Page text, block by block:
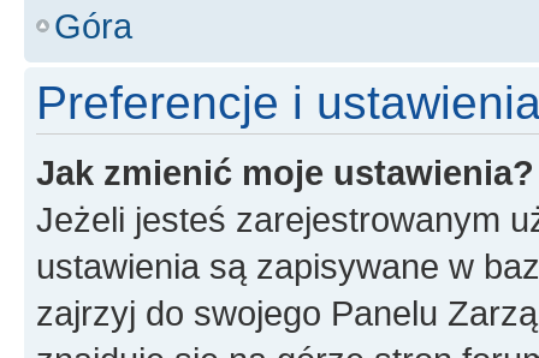
Góra
Preferencje i
Jak zmienić moje ustawienia?
Jeżeli jesteś zarejestrowanym
ustawienia są zapisywane w
zajrzyj do swojego Panelu